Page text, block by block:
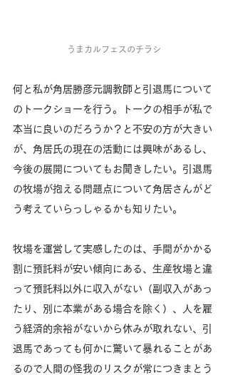
うまカルフェスのチラシ
何と私が角居勝彦元調教師と引退馬について
のトークショーを行う。トークの相手が私で
本当に良いのだろうか？と不安の方が大きい
が、角居氏の現在の活動には興味があるし、
今後の展開についてもお聞きしたい。引退馬
の牧場が抱える問題点について角居さんがど
う考えていらっしゃるかも知りたい。
牧場を運営して実感したのは、手間がかかる
割に預託料が安い傾向にある、生産牧場と違
って預託料以外に収入がない（副収入があっ
たり、別に本業がある場合を除く）、人を雇
う経済的余裕がないから休みが取れない、引
退馬であっても何かに驚いて暴れることがあ
るので人間の怪我のリスクが常につきまとう